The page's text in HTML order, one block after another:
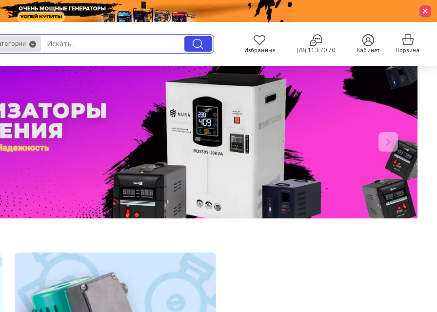
Избранные (78) 113 70 70 Кабинет Корзина